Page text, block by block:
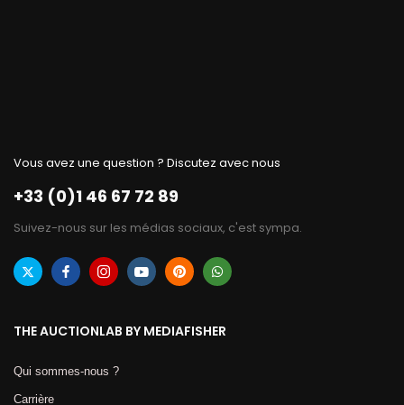
Vous avez une question ? Discutez avec nous
+33 (0)1 46 67 72 89
Suivez-nous sur les médias sociaux, c'est sympa.
THE AUCTIONLAB BY MEDIAFISHER
Qui sommes-nous ?
Carrière